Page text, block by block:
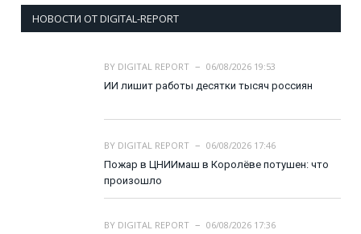
НОВОСТИ ОТ DIGITAL-REPORT
BY DIGITAL REPORT
06/08/2026 19:53
ИИ лишит работы десятки тысяч россиян
BY DIGITAL REPORT
06/08/2026 17:46
Пожар в ЦНИИмаш в Королёве потушен: что
произошло
BY DIGITAL REPORT
06/08/2026 17:36